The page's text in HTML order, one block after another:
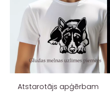
Atstarotājs apģērbam